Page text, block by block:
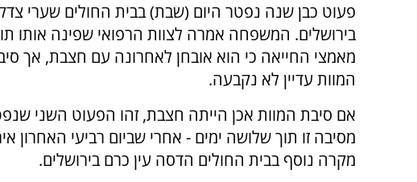
פעוט כבן שנה נפטר היום (שבת) בבית החולים שערי
בירושלים. המשפחה אמרה לצוות הרפואי שפינה אותו
מאמצי החייאה כי הוא אובחן לאחרונה עם חצבת, אך
המוות עדיין לא נקבעה.
אם סיבת המוות אכן הייתה חצבת, זהו הפעוט השני
מסיבה זו תוך שלושה ימים - אחרי שביום רביעי האחרון
מקרה נוסף בבית החולים הדסה עין כרם בירושלים.